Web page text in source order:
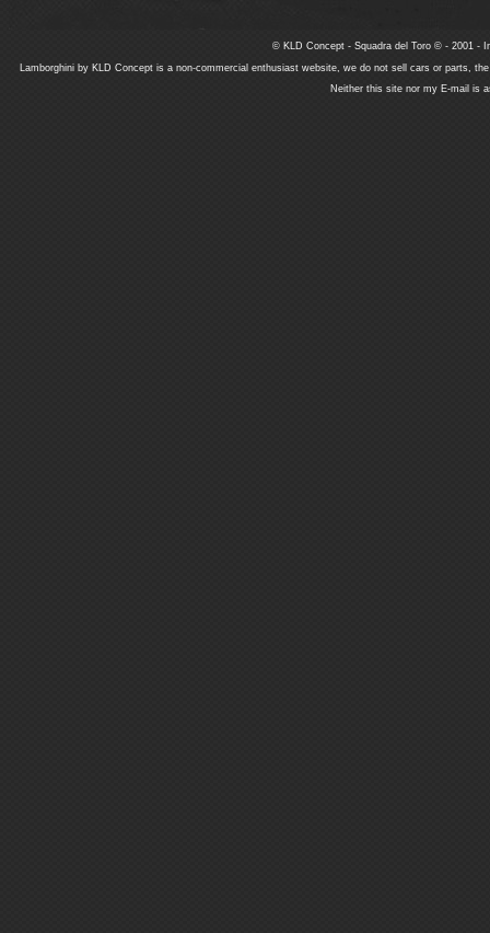
© KLD Concept - Squadra del Toro © - 2001 -
Lamborghini by KLD Concept is a non-commercial enthusiast website, we do not sell cars or parts,
Neither this site nor my E-mail is